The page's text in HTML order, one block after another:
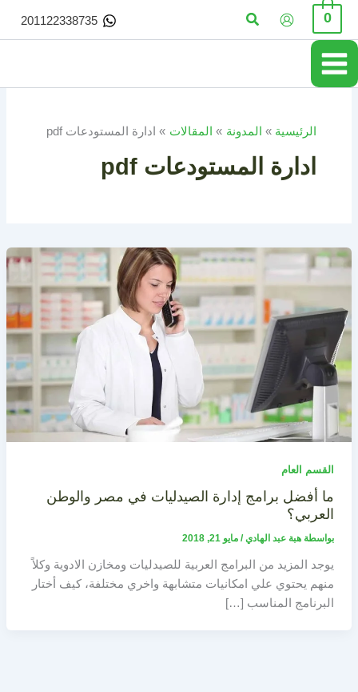
تخطي
المحتوى
0 البحث 201122338735
الرئيسية المدونة المقالات ادارة المستودعات pdf
ادارة المستودعات pdf
القسم العام
ما أفضل برامج إدارة الصيدليات في مصر والوطن
العربي؟
بواسطة هبة عبد الهادي/ مايو 21, 2018
يوجد المزيد من البرامج العربية للصيدليات ومخازن الادوية وكلاً
منهم يحتوي علي امكانيات متشابهة واخري مختلفة، كيف أختار
البرنامج المناسب […]